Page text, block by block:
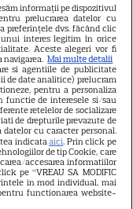
surpriză
ziua ei. Ce a
artistei când
doar la cină
Pop
cultural al
Cum va
Creators
informații pe dispozitivul
prelucrarea datelor cu
preferințele dvs. făcând clic
interes legitim în orice
Aceste alegeri vor fi
navigarea. Mai multe detalii
si agentiile de publicitate
de date analitice) prelucram
pentru a personaliza
functie de interesele si/sau
retelelor de socializare
de drepturile prevazute de
datelor cu caracter personal.
indicataaici. Prin click pe
de tip Cookie, care
accesarea informatiilor
pe “VREAU SA MODIFIC
in mod individual, mai
functionarea website-